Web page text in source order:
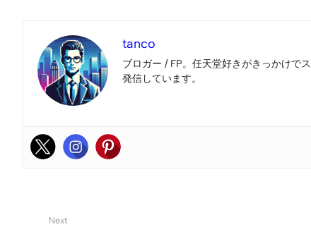
tanco
ブロガー / FP。任天堂好きがきっかけで
発信しています。
Next